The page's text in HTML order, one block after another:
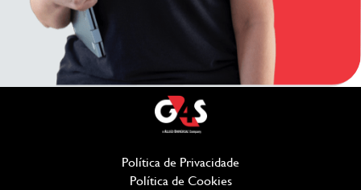
Política de Privacidade
Política de Cookies(opens in new window)